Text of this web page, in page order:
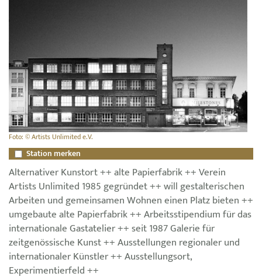
Foto: © Artists Unlimited e.V.
Station merken
Alternativer Kunstort ++ alte Papierfabrik ++ Verein
Artists Unlimited 1985 gegründet ++ will gestalterischen
Arbeiten und gemeinsamen Wohnen einen Platz bieten ++
umgebaute alte Papierfabrik ++ Arbeitsstipendium für das
internationale Gastatelier ++ seit 1987 Galerie für
zeitgenössische Kunst ++ Ausstellungen regionaler und
internationaler Künstler ++ Ausstellungsort,
Experimentierfeld ++